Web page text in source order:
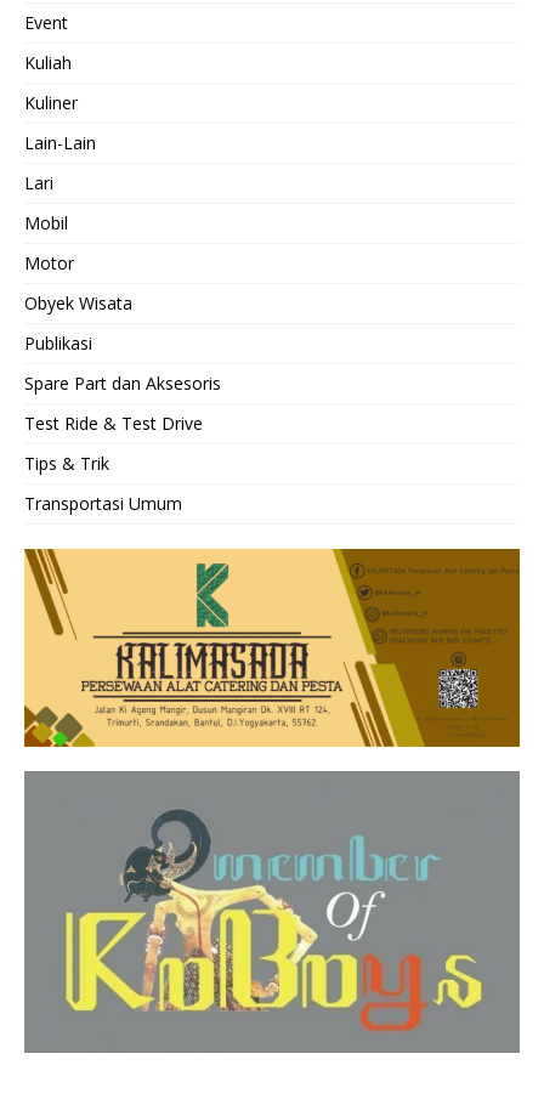
Event
Kuliah
Kuliner
Lain-Lain
Lari
Mobil
Motor
Obyek Wisata
Publikasi
Spare Part dan Aksesoris
Test Ride & Test Drive
Tips & Trik
Transportasi Umum